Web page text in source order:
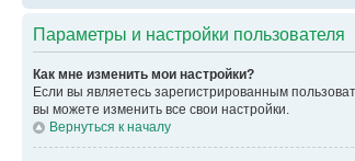
Параметры и настройки пользователя
Как мне изменить мои настройки?
Если вы являетесь зарегистрированным
вы можете изменить все свои настройки.
Вернуться к началу